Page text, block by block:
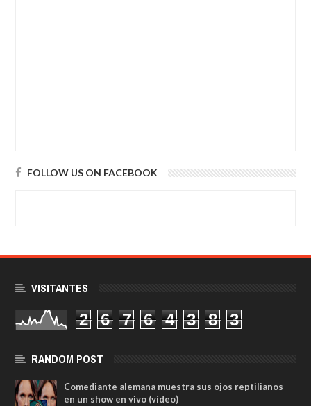
FOLLOW US ON FACEBOOK
VISITANTES
2 6 7 6 4 3 8 3
RANDOM POST
Comediante alemana muestra sus ojos reptilianos
en un show en vivo (vídeo)